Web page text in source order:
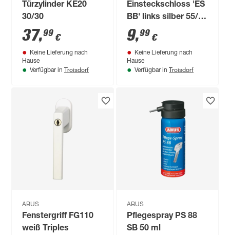
Türzylinder KE20
30/30
37,99 €
Keine Lieferung nach
Hause
Verfügbar in Troisdorf
Einsteckschloss 'ES
BB' links silber 55/72
mm Buntbart
9,99 €
Keine Lieferung nach
Hause
Verfügbar in Troisdorf
ABUS
Fenstergriff FG110
weiß Triples
ABUS
Pflegespray PS 88
SB 50 ml